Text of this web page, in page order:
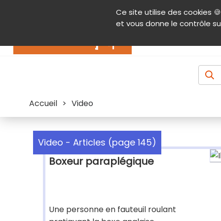
Ce site utilise des cookies 🍪
et vous donne le contrôle
Contenu Aide et accessibilité Menu
Accueil > Video
Video - Articles (page 145)
Boxeur paraplégique
Une personne en fauteuil roulant